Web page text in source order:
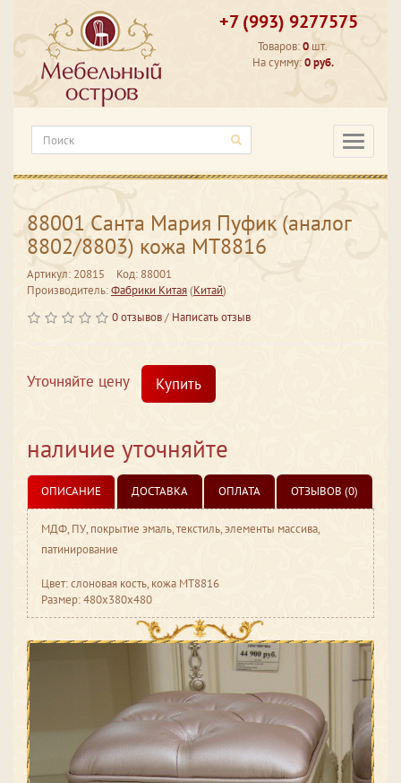
+7 (993) 9277575
Товаров:0 шт.
На сумму:0 руб.
88001 Санта Мария Пуфик (аналог
8802/8803) кожа МТ8816
Артикул: 20815
Код: 88001
Производитель:Фабрики Китая(Китай)
0 отзывов/ Написать отзыв
Уточняйте цену Купить
наличие уточняйте
ОПИСАНИЕ ДОСТАВКА ОПЛАТА ОТЗЫВОВ (0)
МДФ, ПУ, покрытие эмаль, текстиль, элементы массива,
патинирование
Цвет: слоновая кость, кожа МТ8816
Размер: 480x380x480